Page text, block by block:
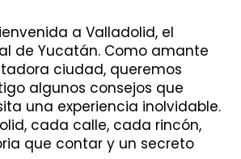
a Valladolid, el
de Yucatán. Como amante
ciudad, queremos
algunos consejos que
una experiencia inolvidable.
cada calle, cada rincón,
que contar y un secreto